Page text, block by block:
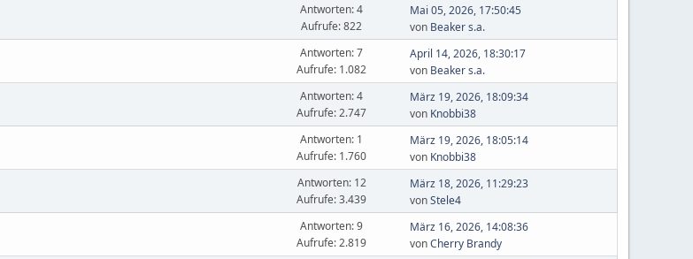
Antworten: 4
Aufrufe: 822
Mai 05, 2026, 17:50:45
von Beaker s.a.
Antworten: 7
Aufrufe: 1.082
April 14, 2026, 18:30:17
von Beaker s.a.
Antworten: 4
Aufrufe: 2.747
März 19, 2026, 18:09:34
von Knobbi38
Antworten: 1
Aufrufe: 1.760
März 19, 2026, 18:05:14
von Knobbi38
Antworten: 12
Aufrufe: 3.439
März 18, 2026, 11:29:23
vonStele4
Antworten: 9
Aufrufe: 2.819
März 16, 2026, 14:08:36
vonCherry Brandy